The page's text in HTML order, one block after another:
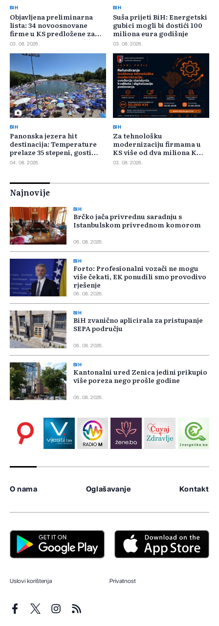
BIH
Objavljena preliminarna
lista: 34 novoosnovane
firme u KS predložene za
400.000 KM poticaja
03. 08. 2026.
BIH
Suša prijeti BiH: Energetski
gubici mogli bi dostići 100
miliona eura godišnje
03. 08. 2026.
BIH
Panonska jezera hit
destinacija: Temperature
prelaze 35 stepeni, gosti
pristižu iz cijele regije
04. 08. 2026.
BIH
Za tehnološku
modernizaciju firmama u
KS više od dva miliona KM,
odbijeno 135 prijava
03. 08. 2026.
Najnovije
BIH
Brčko jača privrednu saradnju s
Istanbulskom privrednom komorom
06. 08. 2026.
BIH
Forto: Profesionalni vozači ne mogu
više čekati, EK ponudili smo provodivo
rješenje
06. 08. 2026.
BIH
BiH zvanično aplicirala za pristupanje
SEPA području
06. 08. 2026.
BIH
Kantonalni ured Zenica jedini prikupio
više poreza nego prošle godine
06. 08. 2026.
O nama Oglašavanje Kontakt
Uslovi korištenja Privatnost